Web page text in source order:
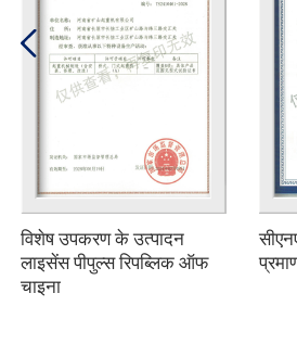
विशेष उपकरण के उत्पादन
लाइसेंस पीपुल्स रिपब्लिक ऑफ
चाइना